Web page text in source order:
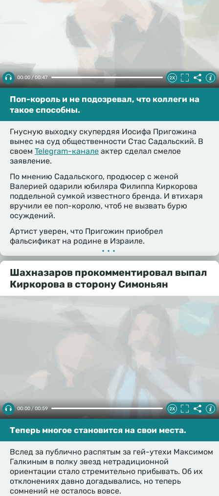
00:00 / 00:47
Поп-король и не подозревал, что коллеги на
такое способны.
Гнусную выходку скупердяя Иосифа Пригожина
вынес на суд общественности Стас Садальский. В
своем Telegram-канале актер сделал смелое
заявление.
По мнению Садальского, продюсер с женой
Валерией одарили юбиляра Филиппа Киркорова
поддельной сумкой известного бренда. И втихаря
вручили ее поп-королю, чтоб не вызвать бурю
осуждений.
Артист уверен, что Пригожин приобрел
фальсификат на родине в Израиле.
•••
Шахназаров прокомментировал выпал
Киркорова в сторону Симоньян
00:00 / 00:59
Теперь многое становится на свои места.
Вслед за публично распятым за гей-утехи Максимом
Галкиным в полку звезд нетрадиционной
ориентации стало стремительно прибывать. Об их
отклонениях давно догадывались, но теперь
сомнений не осталось вовсе.